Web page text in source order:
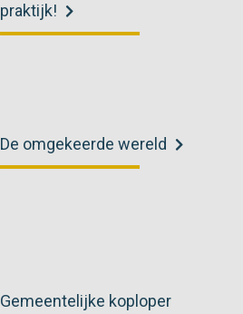
praktijk!
De omgekeerde wereld
Gemeentelijke koploper